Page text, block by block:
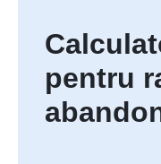
pentru